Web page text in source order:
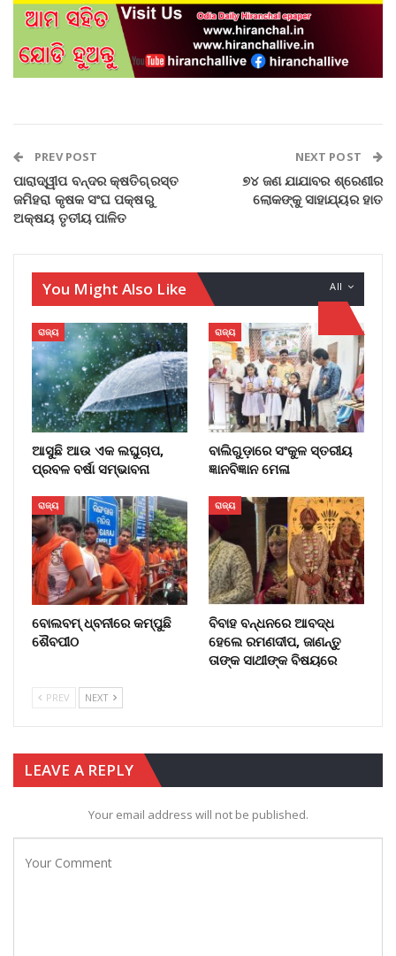
PREV POST
ପାରାଦ୍ୱୀପ ବନ୍ଦର କ୍ଷତିଗ୍ରସ୍ତ
ଜମିହରା କୃଷକ ସଂଘ ପକ୍ଷରୁ
ଅକ୍ଷୟ ତୃତୀୟ ପାଳିତ
NEXT POST
୭୪ ଜଣ ଯାଯାବର ଶ୍ରେଣୀର
ଲୋକଙ୍କୁ ସାହାଯ୍ୟର ହାତ
All
You Might Also Like
ରାଜ୍ୟ
ଆସୁଛି ଆଉ ଏକ ଲଘୁଚାପ,
ପ୍ରବଳ ବର୍ଷା ସମ୍ଭାବନା
ରାଜ୍ୟ
ବାଲିଗୁଡ଼ାରେ ସଂକୁଳ ସ୍ତରୀୟ
ଜ୍ଞାନବିଜ୍ଞାନ ମେଳା
ରାଜ୍ୟ
ବୋଲବମ୍ ଧ୍ବନୀରେ କମ୍ପୁଛି
ଶୈବପୀଠ
ରାଜ୍ୟ
ବିବାହ ବନ୍ଧନରେ ଆବଦ୍ଧ
ହେଲେ ରମଣଦୀପ, ଜାଣନ୍ତୁ
ତାଙ୍କ ସାଥୀଙ୍କ ବିଷୟରେ
PREV NEXT
LEAVE A REPLY
Your email address will not be published.